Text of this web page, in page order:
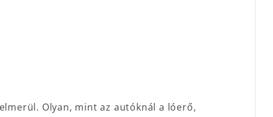
Olyan, mint az autóknál a lóerő,